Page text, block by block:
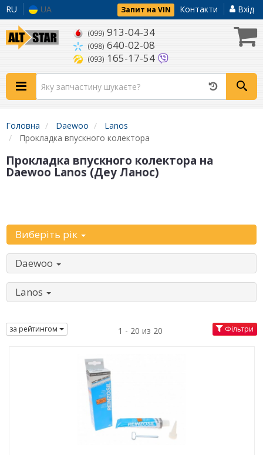
RU UA Запит на VIN Контакти Вхід
(099) 913-04-34
(098) 640-02-08
(093) 165-17-54
Головна Daewoo
Lanos
Прокладка впускного колектора
Прокладка впускного колектора на
Daewoo Lanos (Деу Ланос)
Виберіть рік
Daewoo
Lanos
за рейтингом 1 - 20 из 20 Фільтри